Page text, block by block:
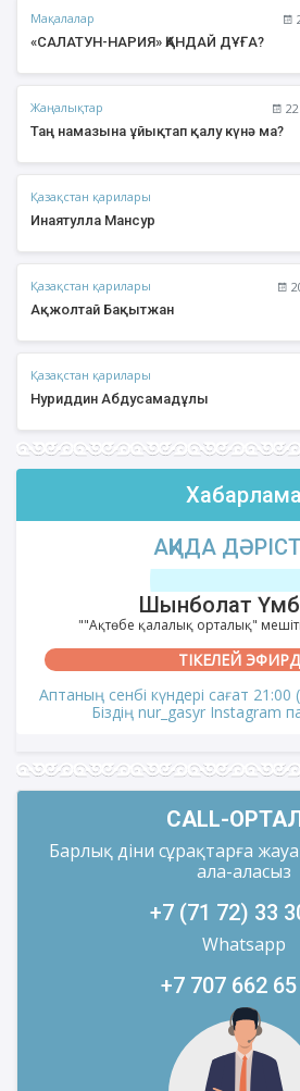
Мақалалар
«САЛАТУН-НАРИЯ» ҚАНДАЙ ДҰҒА?
Жаңалықтар
Таң намазына ұйықтап қалу күнә ма?
Қазақстан қарилары
Инаятулла Мансур
Қазақстан қарилары
Ақжолтай Бақытжан
Қазақстан қарилары
Нуриддин Абдусамадұлы
Хабарлама
АҚИДА
Шынболат
""Ақтөбе қалалық орталық"
ТІКЕЛЕЙ
Аптаның сенбі күндері сағат
Біздің nur_gasyr Instagram
CALL-
Барлық діни сұрақтарға
ала-аласыз
+7 (71 72) 33
Whatsapp
+7 707 662 65